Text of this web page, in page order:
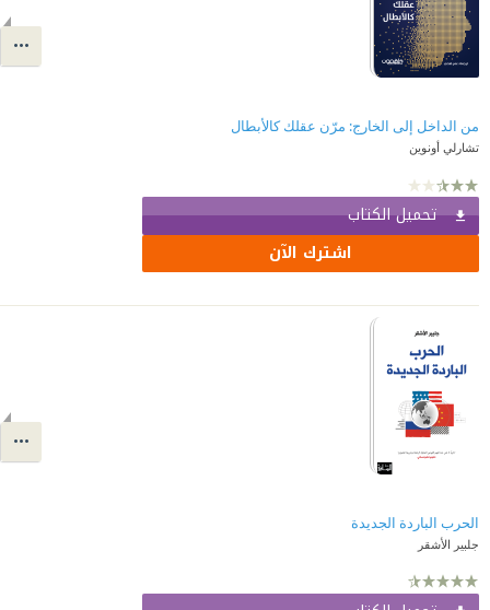
من الداخل إلى الخارج: مرّن عقلك كالأبطال
تشارلي أونوين
تحميل الكتاب
اشترك الآن
الحرب الباردة الجديدة
جلبير الأشقر